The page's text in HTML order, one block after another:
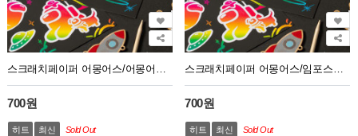
스크래치페이퍼 어몽어스/어몽어스UDPPP0383
700원
히트 최신 Sold Out
스크래치페이퍼 어몽어스/임포스터UDPPP0384
700원
히트 최신 Sold Out